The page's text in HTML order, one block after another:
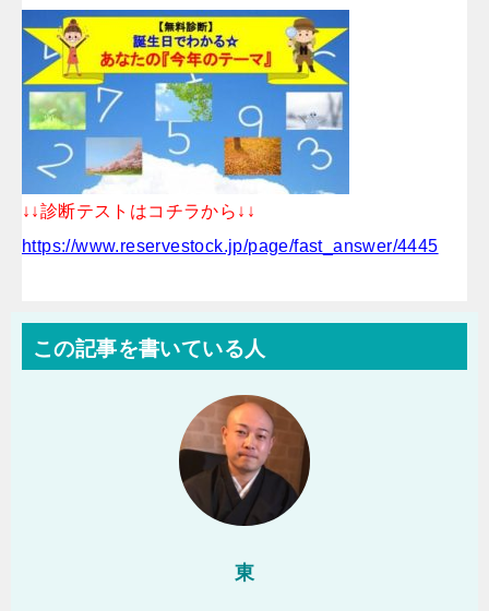
↓↓診断テストはコチラから↓↓
https://www.reservestock.jp/page/fast_answer/4445
この記事を書いている人
東